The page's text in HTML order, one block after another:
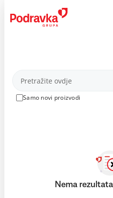
content
Proizvodi
Samo novi proizvodi
Nema